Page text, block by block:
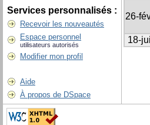
Services personnalisés :
Recevoir les nouveautés
Espace personnel
utilisateurs autorisés
Modifier mon profil
Aide
À propos de DSpace
26-
18-